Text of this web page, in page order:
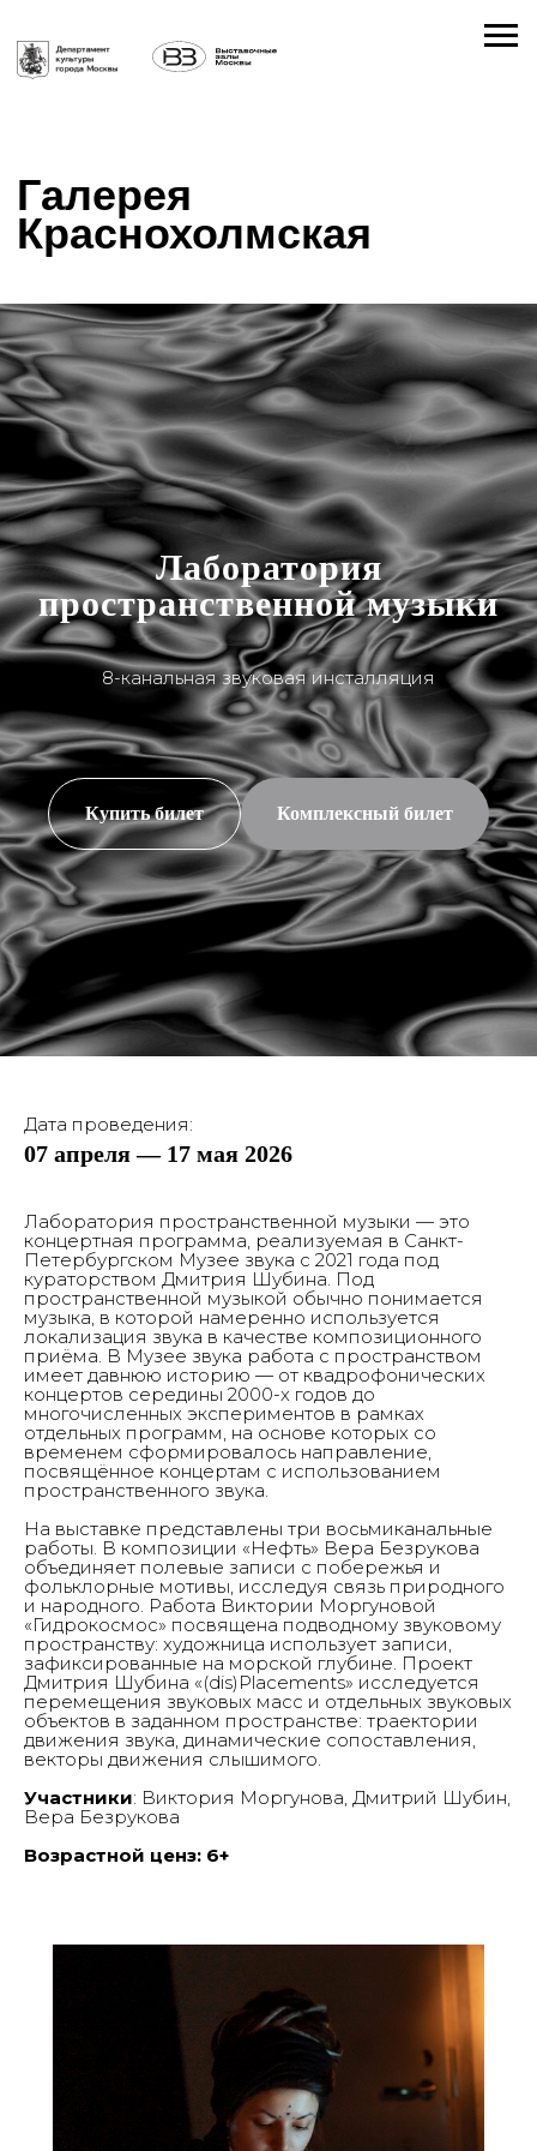
Галке
Галерея
Краснохолм-
ская
Главная
О нас
Выставки & События
А3 коллекция
Студии
Контакты
Лаборатория
пространственной музыки
8-канальная звуковая инсталляция
Купить билет Комплексный билет
Дата проведения:
07 апреля — 17 мая 2026
Лаборатория пространственной музыки — это
концертная программа, реализуемая в Санкт-
Петербургском Музее звука с 2021 года под
кураторством Дмитрия Шубина. Под
пространственной музыкой обычно понимается
музыка, в которой намеренно используется
локализация звука в качестве композиционного
приёма. В Музее звука работа с пространством
имеет давнюю историю — от квадрофонических
концертов середины 2000-х годов до
многочисленных экспериментов в рамках
отдельных программ, на основе которых со
временем сформировалось направление,
посвящённое концертам с использованием
пространственного звука.
На выставке представлены три восьмиканальные
работы. В композиции «Нефть» Вера Безрукова
объединяет полевые записи с побережья и
фольклорные мотивы, исследуя связь природного
и народного. Работа Виктории Моргуновой
«Гидрокосмос» посвящена подводному звуковому
пространству: художница использует записи,
зафиксированные на морской глубине. Проект
Дмитрия Шубина «(dis)Placements» исследуется
перемещения звуковых масс и отдельных звуковых
объектов в заданном пространстве: траектории
движения звука, динамические сопоставления,
векторы движения слышимого.
Участники: Виктория Моргунова, Дмитрий Шубин,
Вера Безрукова
Возрастной ценз: 6+